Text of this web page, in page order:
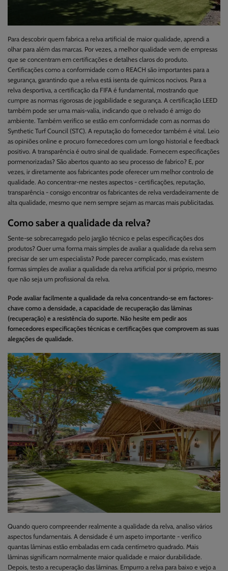
Para descobrir quem fabrica a relva artificial de maior qualidade, aprendi a
olhar para além das marcas. Por vezes, a melhor qualidade vem de empresas
que se concentram em certificações e detalhes claros do produto.
Certificações como a conformidade com o REACH são importantes para a
segurança, garantindo que a relva está isenta de químicos nocivos. Para a
relva desportiva, a certificação da FIFA é fundamental, mostrando que
cumpre as normas rigorosas de jogabilidade e segurança. A certificação LEED
também pode ser uma mais-valia, indicando que o relvado é amigo do
ambiente. Também verifico se estão em conformidade com as normas do
Synthetic Turf Council (STC). A reputação do fornecedor também é vital. Leio
as opiniões online e procuro fornecedores com um longo historial e feedback
positivo. A transparência é outro sinal de qualidade. Fornecem especificações
pormenorizadas? São abertos quanto ao seu processo de fabrico? E, por
vezes, ir diretamente aos fabricantes pode oferecer um melhor controlo de
qualidade. Ao concentrar-me nestes aspectos - certificações, reputação,
transparência - consigo encontrar os fabricantes de relva verdadeiramente de
alta qualidade, mesmo que nem sempre sejam as marcas mais publicitadas.
Como saber a qualidade da relva?
Sente-se sobrecarregado pelo jargão técnico e pelas especificações dos
produtos? Quer uma forma mais simples de avaliar a qualidade da relva sem
precisar de ser um especialista? Pode parecer complicado, mas existem
formas simples de avaliar a qualidade da relva artificial por si próprio, mesmo
que não seja um profissional da relva.
Pode avaliar facilmente a qualidade da relva concentrando-se em factores-
chave como a densidade, a capacidade de recuperação das lâminas
(recuperação) e a resistência do suporte. Não hesite em pedir aos
fornecedores especificações técnicas e certificações que comprovem as suas
alegações de qualidade.
Quando quero compreender realmente a qualidade da relva, analiso vários
aspectos fundamentais. A densidade é um aspeto importante - verifico
quantas lâminas estão embaladas em cada centímetro quadrado. Mais
lâminas significam normalmente maior qualidade e maior durabilidade.
Depois, testo a recuperação das lâminas. Empurro a relva para baixo e vejo a